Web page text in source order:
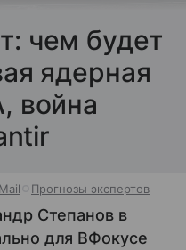
чем будет
ядерная
война
Прогнозы экспертов
Степанов в
для ВФокусе